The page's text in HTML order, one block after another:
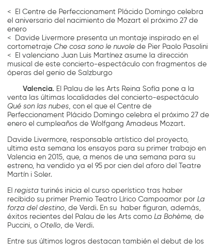
< El Centre de Perfeccionament Plácido Domingo celebra
el aniversario del nacimiento de Mozart el próximo 27 de
enero
< Davide Livermore presenta un montaje inspirado en el
cortometrajeChe cosa sono le nuvolede Pier Paolo Pasolini
< El valenciano Juan Luis Martínez asume la dirección
musical de este concierto-espectáculo con fragmentos de
óperas del genio de Salzburgo
Valencia. El
Palau de les Arts Reina Sofía pone a la
venta las últimas localidades del concierto-espectáculo
Qué son las nubes , con el que el Centre de
Perfeccionament Plácido Domingo celebra el próximo 27 de
enero el cumpleaños de Wolfgang Amadeus Mozart.
Davide Livermore, responsable artístico del proyecto,
ultima esta semana los ensayos para su primer trabajo en
Valencia en 2015, que, a menos de una semana para su
estreno, ha vendido ya el 95 por cien del aforo del Teatre
Martín i Soler.
Elregista turinés inicia el curso operístico tras haber
recibido su primer Premio Teatro Lírico Campoamor porLa
forza del destino, de Verdi. En su haber figuran, además,
éxitos recientes del Palau de les Arts comoLa Bohème,de
Puccini, oOtello, de Verdi.
Entre sus últimos logros destacan también el debut de los